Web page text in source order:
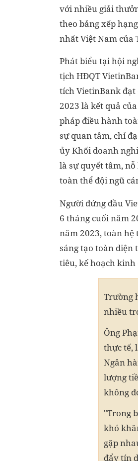
với nhiều giải
theo bảng xếp
nhất Việt Nam của
Phát biểu tại hội
tịch HĐQT
tích VietinBank
2023 là kết quả
pháp điều hành
sự quan tâm, chỉ
ủy Khối doanh
là sự quyết tâm,
toàn thể đội ngũ
Người đứng đầu
6 tháng cuối năm
năm 2023, toàn
sáng tạo toàn diện
tiêu, kế hoạch
Trường
nhiều
Ông
thực tế,
Ngân
lượng
không
"Trong
khó
gặp
đẩy tín